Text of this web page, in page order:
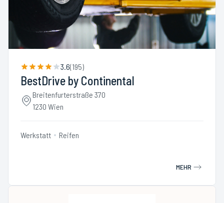
3.6(195)
BestDrive by Continental
Breitenfurterstraße 370
1230 Wien
Werkstatt Reifen
MEHR